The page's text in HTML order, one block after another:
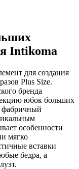
Intikoma
для создания
Plus Size.
бренда
юбок больших
фабричный
особенности
мягко
вставки
бедра, а